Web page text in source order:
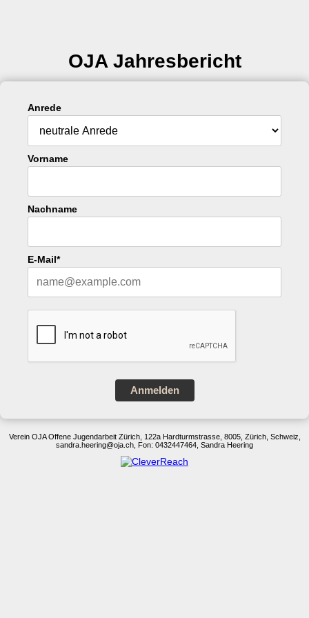
OJA Jahresbericht
Anrede
Vorname
Nachname
E-Mail*
Anmelden
Verein OJA Offene Jugendarbeit Zürich, 122a Hardturmstrasse, 8005, Zürich, Schweiz,
sandra.heering@oja.ch, Fon: 0432447464, Sandra Heering